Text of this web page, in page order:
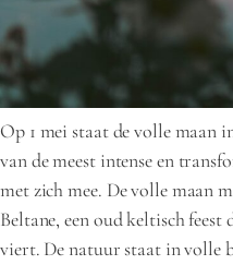
Op 1 mei staat de volle maan
van de meest intense en
met zich mee. De volle maan
Beltane, een oud keltisch feest
viert. De natuur staat in volle